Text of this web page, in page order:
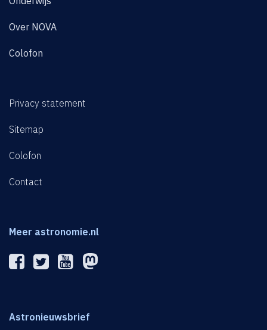
Over NOVA
Colofon
Privacy statement
Sitemap
Colofon
Contact
Meer astronomie.nl
Astronieuwsbrief